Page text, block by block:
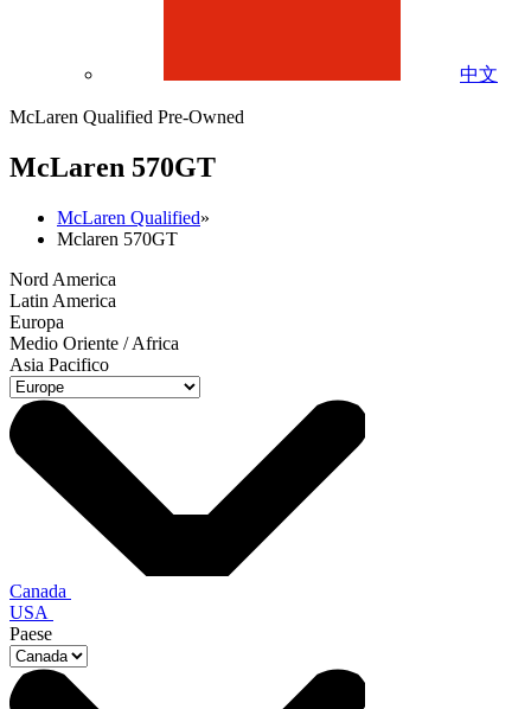
中文
McLaren Qualified Pre-Owned
McLaren 570GT
McLaren Qualified»
Mclaren 570GT
Nord America
Latin America
Europa
Medio Oriente / Africa
Asia Pacifico
Canada
USA
Paese